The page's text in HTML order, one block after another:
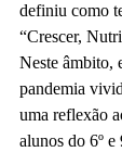
definiu como
“Crescer,
Neste âmbito,
pandemia
uma reflexão
alunos do 6º e